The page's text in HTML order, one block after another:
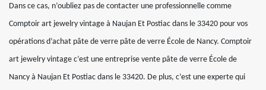
Dans ce cas, n’oubliez pas de contacter une professionnelle comme
Comptoir art jewelry vintage à Naujan Et Postiac dans le 33420 pour vos
opérations d’achat pâte de verre pâte de verre École de Nancy. Comptoir
art jewelry vintage c’est une entreprise vente pâte de verre École de
Nancy à Naujan Et Postiac dans le 33420. De plus, c’est une experte qui